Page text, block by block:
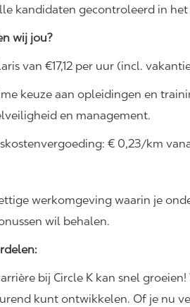
kandidaten gecontroleerd in het
wij jou?
van €17,12 per uur (incl.
keuze aan opleidingen en
en management.
€ 0,23/km
werkomgeving waarin je
wil behalen.
bij Circle K kan snel
kunt ontwikkelen. Of je nu